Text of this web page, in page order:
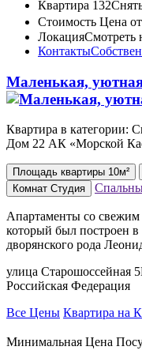
Квартира 132
Стоимость Цена
ЛокацияСмотреть
Контакты
Маленькая,
Квартира в категории:
Дом 22 АК «Морской
Площадь квартиры 10м²
Комнат Студия
Апартаменты со
который был построен в
дворянского рода
улица Старошоссейная
Российская Федерация
Все Цены Квартира на
Минимальная Цена